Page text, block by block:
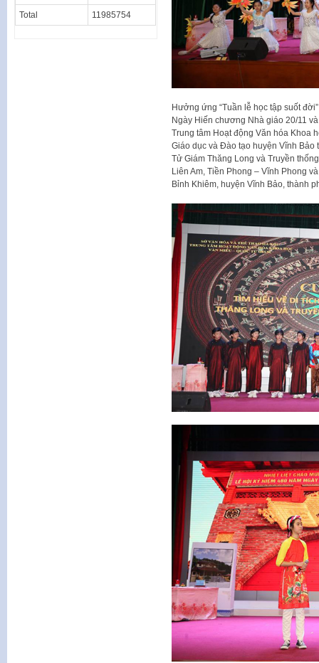
Hưởng ứng “Tuần lễ học tập suốt
Ngày Hiến chương Nhà giáo 20/11
Trung tâm Hoạt động Văn hóa Khoa
Giáo dục và Đào tạo huyện Vĩnh Bảo
Tử Giám Thăng Long và Truyền
Liên Am, Tiền Phong – Vĩnh Phong
Bỉnh Khiêm, huyện Vĩnh Bảo, thành
Total 11985754